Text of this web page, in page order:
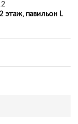
этаж, павильон L